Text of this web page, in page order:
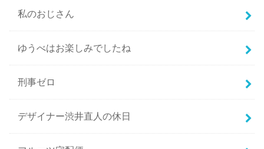
私のおじさん
ゆうべはお楽しみでしたね
刑事ゼロ
デザイナー渋井直人の休日